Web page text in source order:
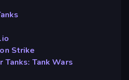
Strike
Tanks: Tank Wars